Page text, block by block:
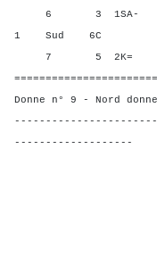
6 3 1SA-
1 Sud 6C
7 5 2K=
Donne n° 9 - Nord
-------------------
Nord
C:
K: A
T: D